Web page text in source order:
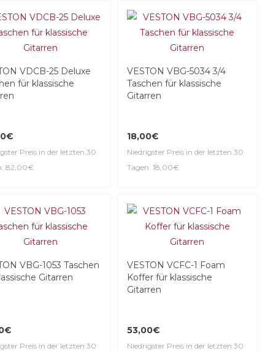
VDCB-25 Deluxe
für klassische
Preis in der letzten 30
82,00€
VESTON VBG-5034 3/4
Taschen für klassische
Gitarren
18,00€
Niedrigster Preis in der letzten 30
Tagen: 18,00€
VBG-1053 Taschen
Gitarren
Preis in der letzten 30
VESTON VCFC-1 Foam
Koffer für klassische
Gitarren
53,00€
Niedrigster Preis in der letzten 30